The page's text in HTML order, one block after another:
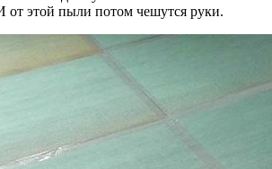
от этой пыли потом чешутся руки.